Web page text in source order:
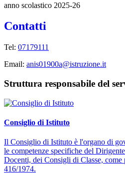
anno scolastico 2025-26
Contatti
Tel: 07179111
Email: anis01900a@istruzione.it
Struttura responsabile del
Consiglio di Istituto
Il Consiglio di Istituto è l'organo di
le competenze specifiche del
Docenti, dei Consigli di Classe,
416/1974.